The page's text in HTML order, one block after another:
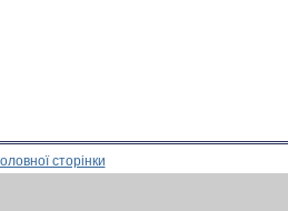
сторінки